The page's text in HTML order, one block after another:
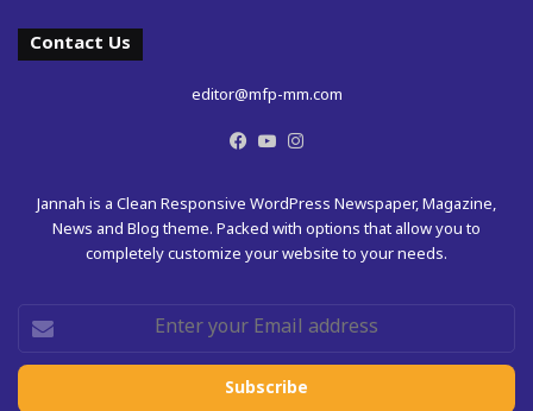
Contact Us
editor@mfp-mm.com
Facebook
YouTube
Jannah is a Clean Responsive WordPress Newspaper, Magazine,
News and Blog theme. Packed with options that allow you to
completely customize your website to your needs.
Enter
your
Email